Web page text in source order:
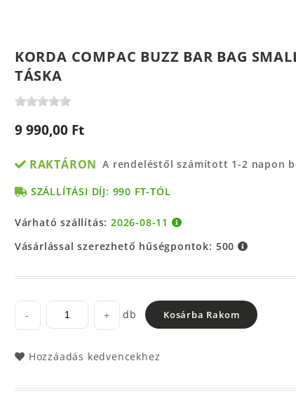
KORDA COMPAC BUZZ BAR BAG
TÁSKA
9 990,00 Ft
RAKTÁRON A rendeléstől számított 1-2 napon
SZÁLLÍTÁSI DÍJ: 990 FT-TÓL
Várható szállítás:2026-08-11
Vásárlással szerezhető hűségpontok: 500
- + db Kosárba Rakom
Hozzáadás kedvencekhez